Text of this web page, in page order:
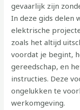
gevaarlijk zijn
In deze gids delen
elektrische
zoals het altijd
voordat je begint,
gereedschap, en
instructies. Deze
ongelukken te
werkomgeving.